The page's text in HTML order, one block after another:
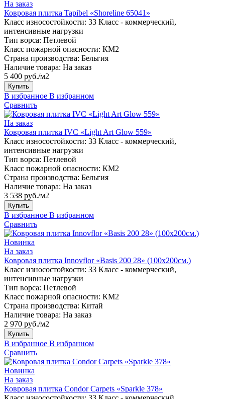
На заказ
Ковровая плитка Tapibel «Shoreline 65041»
Класс износостойкости: 33 Класс - коммерческий,
интенсивные нагрузки
Тип ворса: Петлевой
Класс пожарной опасности: КМ2
Страна производства: Бельгия
Наличие товара: На заказ
5 400 руб./м2
Купить
В избранное В избранном
Сравнить
На заказ
Ковровая плитка IVC «Light Art Glow 559»
Класс износостойкости: 33 Класс - коммерческий,
интенсивные нагрузки
Тип ворса: Петлевой
Класс пожарной опасности: КМ2
Страна производства: Бельгия
Наличие товара: На заказ
3 538 руб./м2
Купить
В избранное В избранном
Сравнить
Новинка
На заказ
Ковровая плитка Innovflor «Basis 200 28» (100х200см.)
Класс износостойкости: 33 Класс - коммерческий,
интенсивные нагрузки
Тип ворса: Петлевой
Класс пожарной опасности: КМ2
Страна производства: Китай
Наличие товара: На заказ
2 970 руб./м2
Купить
В избранное В избранном
Сравнить
Новинка
На заказ
Ковровая плитка Condor Carpets «Sparkle 378»